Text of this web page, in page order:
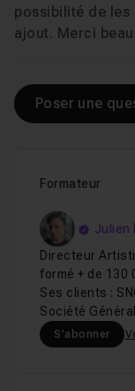
Formateur
Julien
Directeur
formé + de 130
Ses clients :
Société
S'abonner
possibilité de les
ajout. Merci
Poser une